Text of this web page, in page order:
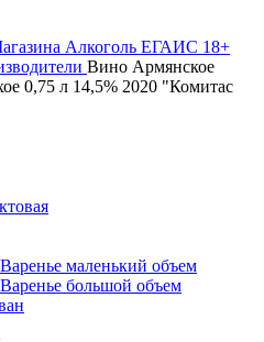
Алкоголь ЕГАИС 18+
Вино Армянское
0,75 л 14,5% 2020 "Комитас
Варенье маленький объем
Варенье большой объем